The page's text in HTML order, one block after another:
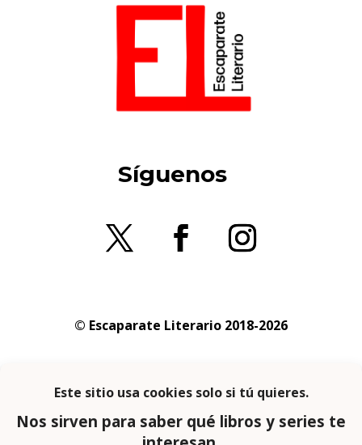
Síguenos
© Escaparate Literario 2018-2026
privacidad